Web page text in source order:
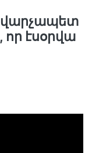
վարչապետ
որ էսօրվա